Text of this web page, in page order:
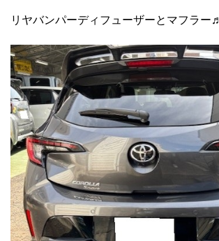
リヤバンパーディフューザーとマフラー♬